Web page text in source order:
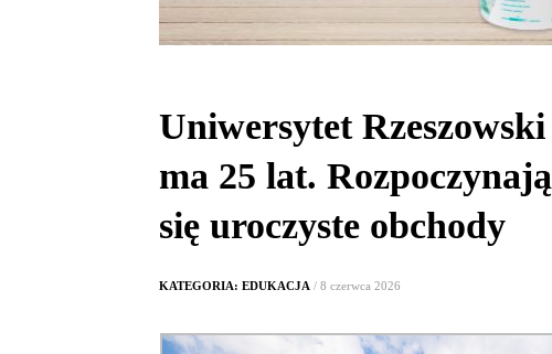
Uniwersytet Rzeszowski
ma 25 lat. Rozpoczynają
się uroczyste obchody
KATEGORIA: EDUKACJA / 8 czerwca 2026